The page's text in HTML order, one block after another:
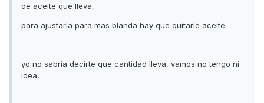
de aceite que lleva,
para ajustarla para mas blanda hay que quitarle aceite.
yo no sabria decirte que cantidad lleva, vamos no tengo ni
idea,